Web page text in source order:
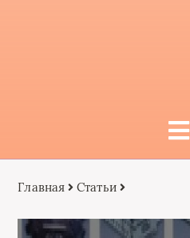
Главная Статьи